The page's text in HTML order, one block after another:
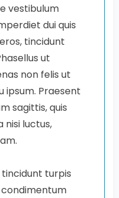
vestibulum
dui quis
tincidunt
ut
non felis ut
ipsum. Praesent
sagittis, quis
nisi luctus,
tincidunt turpis